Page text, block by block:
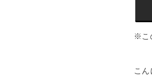
※こ
こん